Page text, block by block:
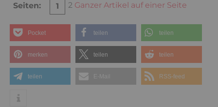
Seiten: 1 2 Ganzer Artikel auf einer Seite
Pocket teilen teilen
merken teilen teilen
teilen E-Mail RSS-feed